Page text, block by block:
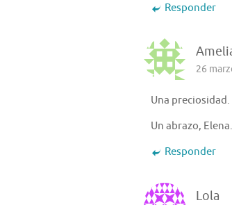
Responder
26
Una
Un abrazo, Elena.
Responder
Lola